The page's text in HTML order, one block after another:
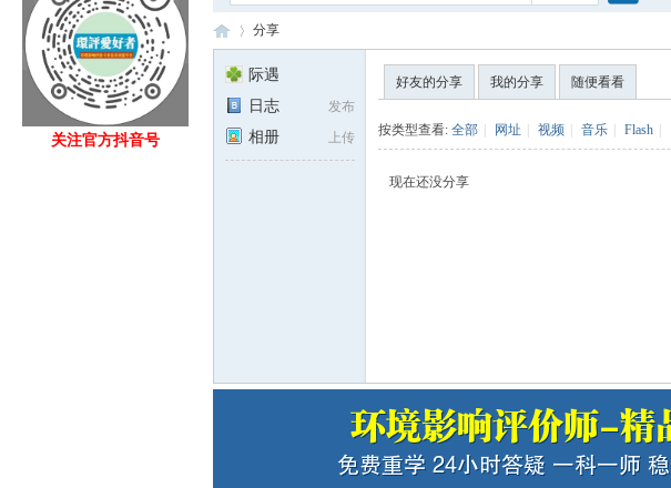
Eia›
分享
际遇
发布
日志
上传
相册
好友的分享 我的分享 随便看看
按类型查看: 全部 网址 视频 音乐 Flash
现在还没分享
关注官方抖音号